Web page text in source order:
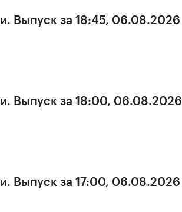
Выпуск за 18:45, 06.08.2026
Выпуск за 18:00, 06.08.2026
Выпуск за 17:00, 06.08.2026